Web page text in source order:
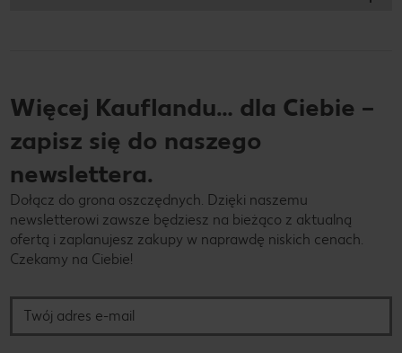
Więcej Kauflandu… dla Ciebie –
zapisz się do naszego
newslettera.
Dołącz do grona oszczędnych. Dzięki naszemu
newsletterowi zawsze będziesz na bieżąco z aktualną
ofertą i zaplanujesz zakupy w naprawdę niskich cenach.
Czekamy na Ciebie!